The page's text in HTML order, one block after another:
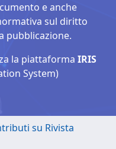
e anche
sul diritto
pubblicazione.
la piattaforma IRIS
System)
su Rivista